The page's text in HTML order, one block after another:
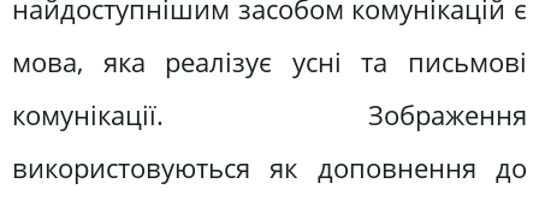
найдоступнішим засобом комунікацій є
мова, яка реалізує усні та письмові
комунікації. Зображення
використовуються як доповнення до